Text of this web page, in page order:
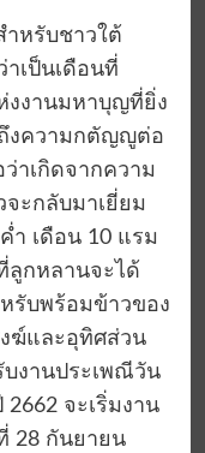
หรับชาวใต้
เป็นเดือนที่
งงานมหาบุญที่ยิ่ง
งความกตัญญูต่อ
าเกิดจากความ
ะกลับมาเยี่ยม
ำ เดือน 10 แรม
ลูกหลานจะได้
รับพร้อมข้าวของ
ฆ์และอุทิศส่วน
งานประเพณีวัน
จะเริ่มงาน
28 กันยายน